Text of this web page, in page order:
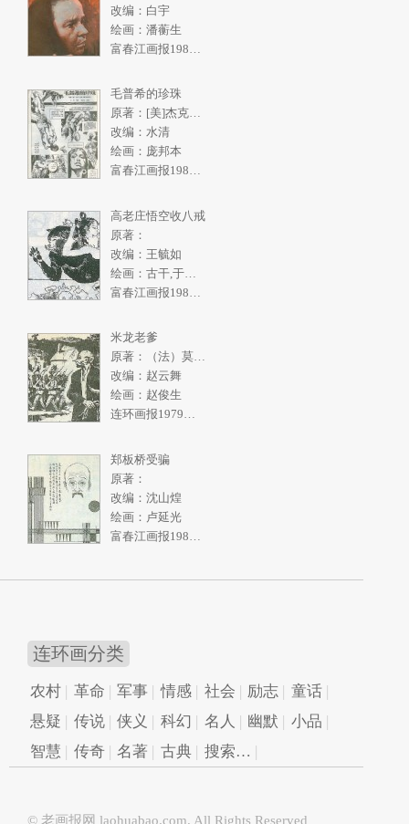
改编：白宇
绘画：潘蘅生
毛普希的珍珠
原著：[美]杰克伦敦《南洋购珠记》
改编：水清
绘画：庞邦本
富春江画报1986年4期
高老庄悟空收八戒
原著：
改编：王毓如
米龙老爹
原著：（法）莫泊桑
改编：赵云舞
绘画：赵俊生
连环画报1979年10期
郑板桥受骗
原著：
改编：沈山煌
绘画：卢延光
连环画分类
农村 革命 军事 情感 社会 励志
童话
悬疑
传说 侠义 科幻 名人 幽默
小品
智慧
传奇 名著 古典 搜索…
© 老画报网 laohuabao.com. All Rights Reserved